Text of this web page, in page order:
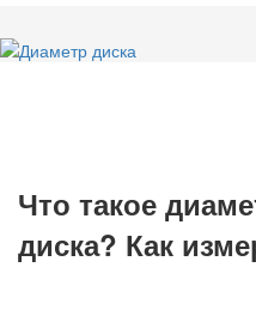
Что такое
диска? Как